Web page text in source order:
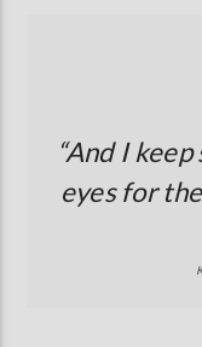
“And I keep
eyes for